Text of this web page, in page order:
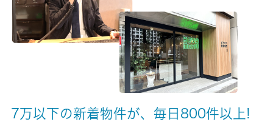
-/2年
保証人代行
ります
7万以下の新着物件が、毎日800件以上!